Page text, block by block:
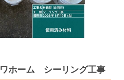
ホーム シーリング工事